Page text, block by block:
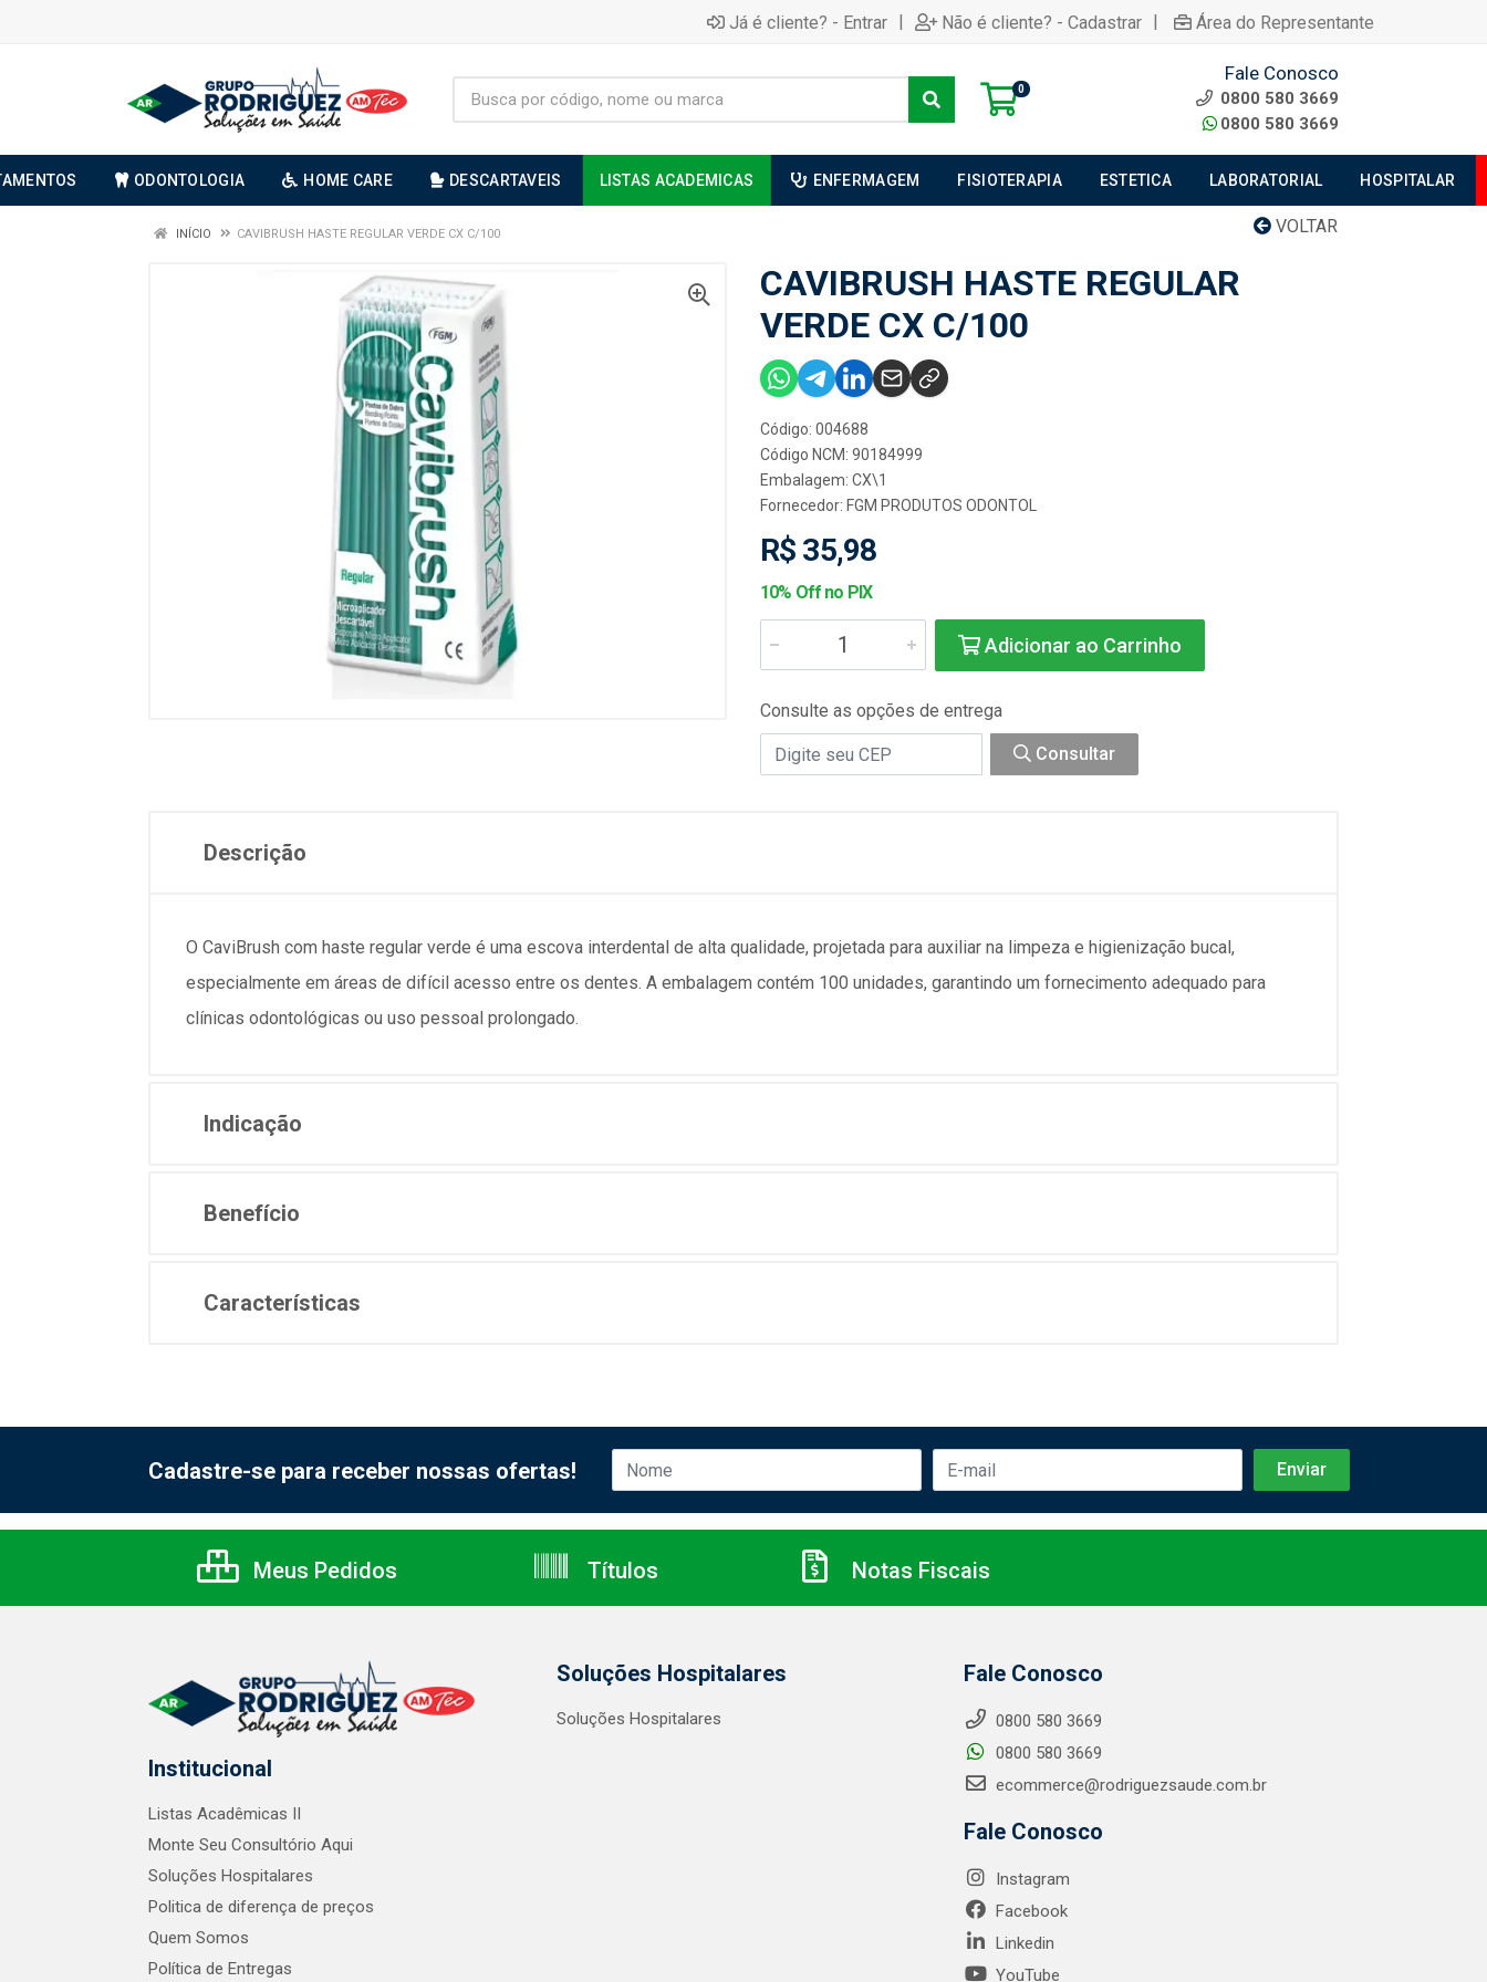
Já é cliente? - Entrar | Não é cliente? - Cadastrar | Área do Representante
0
Fale Conosco
0800 580 3669
0800 580 3669
ODONTOLOGIA HOME CARE DESCARTAVEIS LISTAS ACADEMICAS ENFERMAGEM FISIOTERAPIA ESTETICA LABORATORIAL HOSPITALAR
VOLTAR
INÍCIO CAVIBRUSH HASTE REGULAR VERDE CX C/100
CAVIBRUSH HASTE REGULAR
VERDE CX C/100
Código: 004688
Código NCM: 90184999
Embalagem: CX\1
Fornecedor: FGM PRODUTOS ODONTOL
R$ 35,98
10% Off no PIX
Adicionar ao Carrinho
Consulte as opções de entrega
Consultar
Descrição
O CaviBrush com haste regular verde é uma escova interdental de alta qualidade, projetada para auxiliar na limpeza e higienização bucal,
especialmente em áreas de difícil acesso entre os dentes. A embalagem contém 100 unidades, garantindo um fornecimento adequado para
clínicas odontológicas ou uso pessoal prolongado.
Indicação
Benefício
Características
Cadastre-se para receber nossas ofertas!
Meus Pedidos Títulos Notas Fiscais
Institucional
Listas Acadêmicas II
Monte Seu Consultório Aqui
Soluções Hospitalares
Politica de diferença de preços
Quem Somos
Política de Entregas
Soluções Hospitalares
Soluções Hospitalares
Fale Conosco
0800 580 3669
0800 580 3669
ecommerce@rodriguezsaude.com.br
Fale Conosco
Instagram
Facebook
Linkedin
YouTube